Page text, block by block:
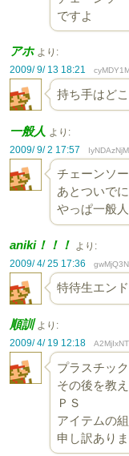
ですよ
アホ より:
2009/ 9/ 13 18:21
持ち手はど
一般人 より:
2009/ 9/ 2 17:57
IyNDAzNjM
チェーンソ
あとついで
やっぱ一般
aniki！！！ より:
2009/ 4/ 25 17:36
特待生エン
順訓 より:
2009/ 4/ 19 12:18
プラスチッ
その後を教
ＰＳ
アイテムの
申し訳あり